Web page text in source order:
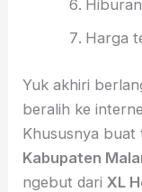
Harga
Yuk akhiri
beralih ke
Khususnya buat
Kabupaten
ngebut dariXL